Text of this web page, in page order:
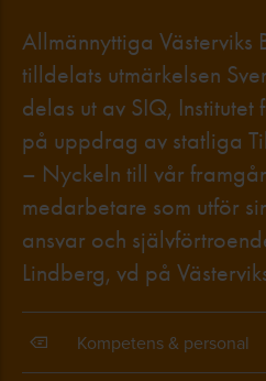
Allmännyttiga Västerviks
tilldelats utmärkelsen
delas ut av SIQ, Institutet
på uppdrag av statliga
– Nyckeln till vår
medarbetare som utför
ansvar och
Lindberg, vd på
Kompetens & personal